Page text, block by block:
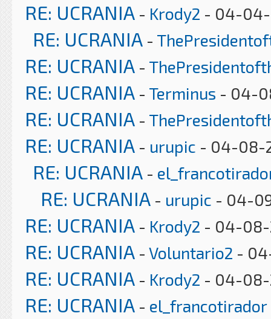
RE: UCRANIA - Krody2 - 04-04-
RE: UCRANIA -
RE: UCRANIA -
RE: UCRANIA - Terminus - 04-
RE: UCRANIA -
RE: UCRANIA - urupic - 04-08-
RE: UCRANIA -
RE: UCRANIA - urupic - 04-
RE: UCRANIA - Krody2 - 04-08-
RE: UCRANIA - Voluntario2 -
RE: UCRANIA - Krody2 - 04-08-
RE: UCRANIA - el_francotirador